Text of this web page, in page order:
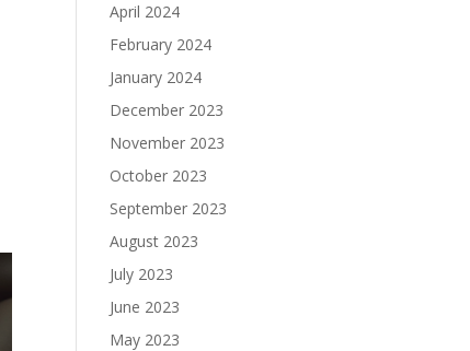
April 2024
February 2024
January 2024
December 2023
November 2023
October 2023
September 2023
August 2023
July 2023
June 2023
May 2023